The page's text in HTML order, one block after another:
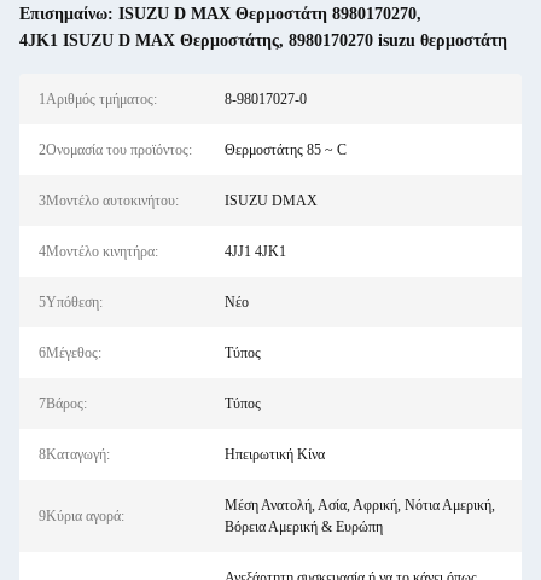
Επισημαίνω: ISUZU D MAX Θερμοστάτη 8980170270,
4JK1 ISUZU D MAX Θερμοστάτης, 8980170270 isuzu θερμοστάτη
1Αριθμός τμήματος: 8-98017027-0
2Ονομασία του προϊόντος: Θερμοστάτης 85 ~ C
3Μοντέλο αυτοκινήτου: ISUZU DMAX
4Μοντέλο κινητήρα: 4JJ1 4JK1
5Υπόθεση: Νέο
6Μέγεθος: Τύπος
7Βάρος: Τύπος
8Καταγωγή: Ηπειρωτική Κίνα
9Κύρια αγορά:
Μέση Ανατολή, Ασία, Αφρική, Νότια Αμερική,
Βόρεια Αμερική & Ευρώπη